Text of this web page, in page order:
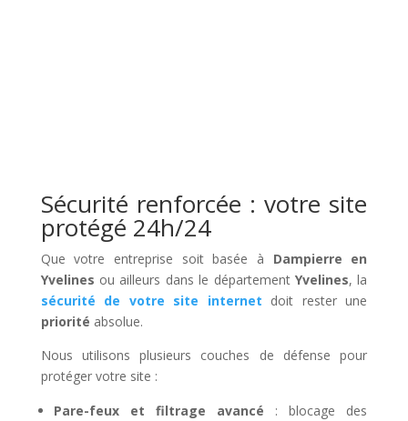
Sécurité renforcée : votre site
protégé 24h/24
Que votre entreprise soit basée à Dampierre en
Yvelines ou ailleurs dans le département Yvelines, la
sécurité de votre site internet doit rester une
priorité absolue.
Nous utilisons plusieurs couches de défense pour
protéger votre site :
Pare-feux et filtrage avancé : blocage des